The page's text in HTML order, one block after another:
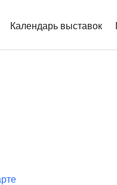
Календарь выставок